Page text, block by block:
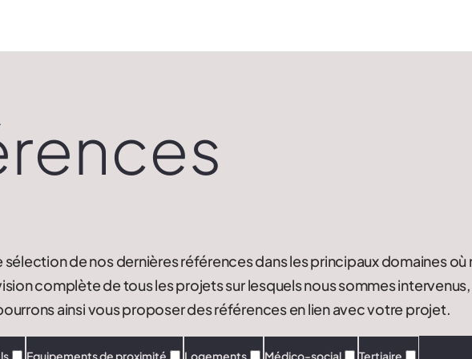
de nos dernières références dans les principaux domaines où
complète de tous les projets sur lesquels nous sommes intervenus,
ainsi vous proposer des références en lien avec votre projet.
Equipements de proximité Logements Médico-social Tertiaire